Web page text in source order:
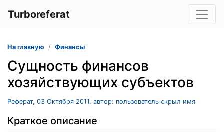
Turboreferat
На главную Финансы
Сущность финансов
хозяйствующих субъектов
Реферат, 03 Октября 2011, автор: пользователь скрыл имя
Краткое описание